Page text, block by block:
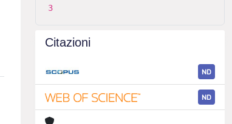
3
Citazioni
ND
ND